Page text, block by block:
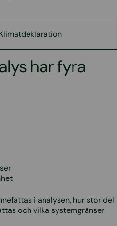
har fyra
i analysen, hur stor del
och vilka systemgränser